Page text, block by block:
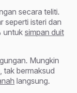
secara teliti.
seperti isteri dan
untuk simpan duit
Mungkin
tak bermaksud
langsung.